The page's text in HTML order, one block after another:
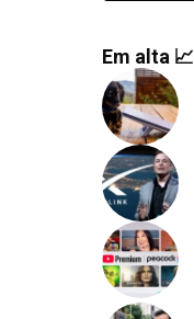
Em alta 📈